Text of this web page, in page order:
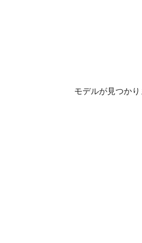
モデルが見つか